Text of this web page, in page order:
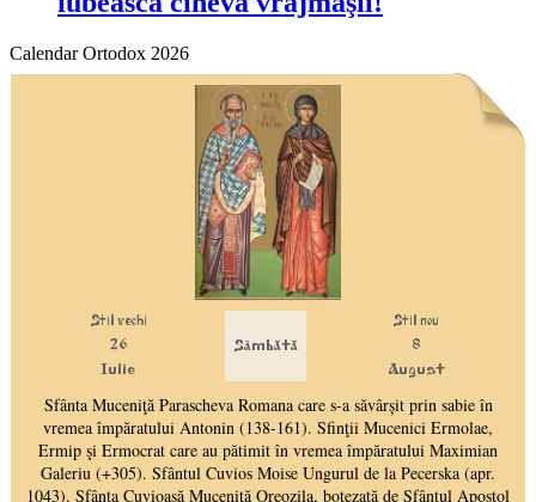
Calendar Ortodox 2026